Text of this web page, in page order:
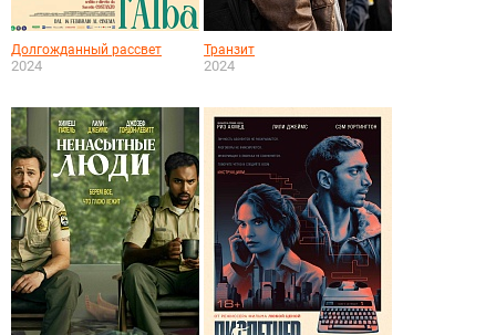
Долгожданный рассвет
2024
Транзит
2024